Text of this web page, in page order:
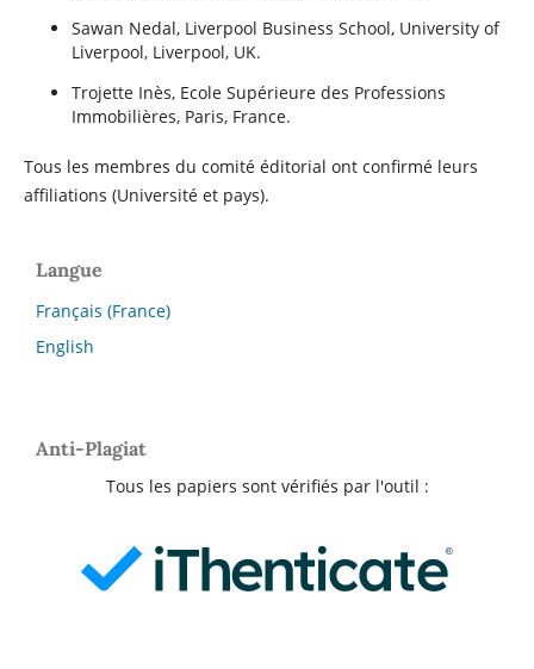
Sawan Nedal, Liverpool Business School, University of
Liverpool, Liverpool, UK.
Trojette Inès, Ecole Supérieure des Professions
Immobilières, Paris, France.
Tous les membres du comité éditorial ont confirmé leurs
affiliations (Université et pays).
Langue
Français (France)
English
Anti-Plagiat
Tous les papiers sont vérifiés par l'outil :